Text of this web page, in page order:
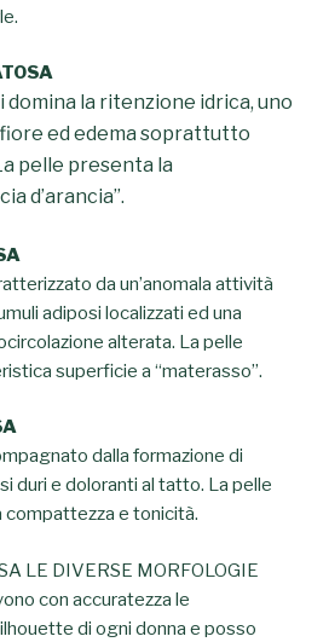
domina la ritenzione idrica, uno
ed edema soprattutto
pelle presenta la
d’arancia”.
da un’anomala attività
adiposi localizzati ed una
alterata. La pelle
superficie a “materasso”.
dalla formazione di
duri e doloranti al tatto. La pelle
compattezza e tonicità.
LE DIVERSE MORFOLOGIE
con accuratezza le
di ogni donna e posso